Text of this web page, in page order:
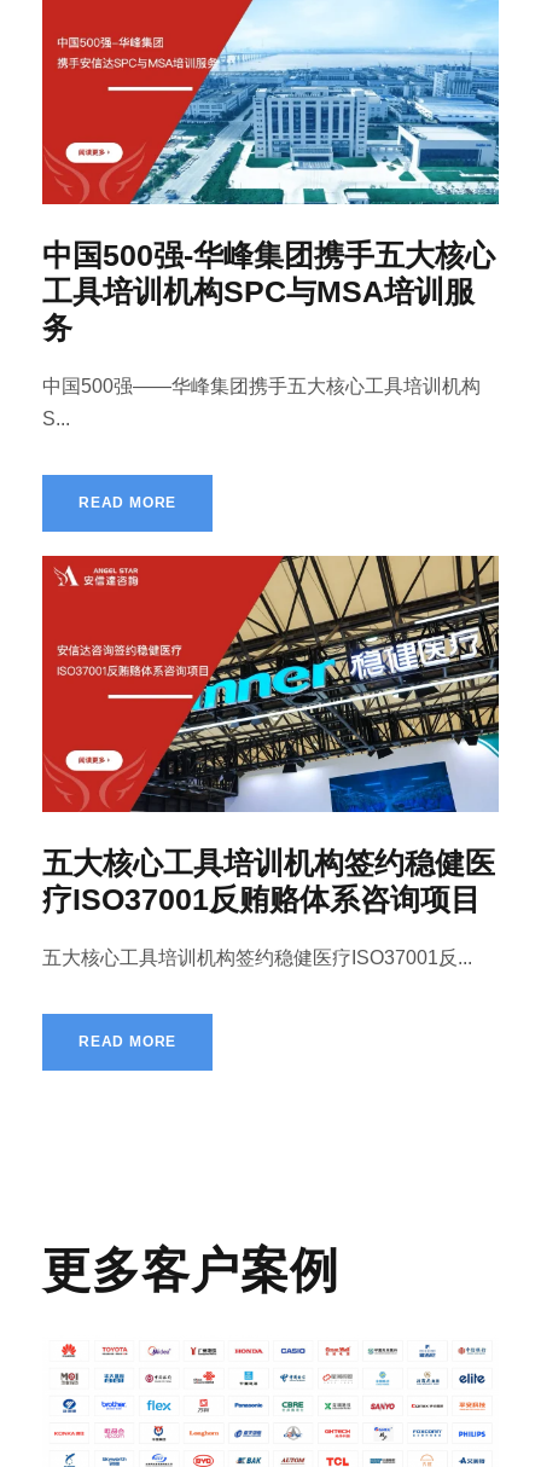
中国500强-华峰集团携手五大核心
工具培训机构SPC与MSA培训服
务
中国500强——华峰集团携手五大核心工具培训机构
S...
READ MORE
五大核心工具培训机构签约稳健医
疗ISO37001反贿赂体系咨询项目
五大核心工具培训机构签约稳健医疗ISO37001反...
READ MORE
更多客户案例